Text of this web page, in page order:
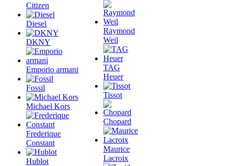
Citizen
Diesel
DKNY
Emporio armani
Fossil
Michael Kors
Frederique
Constant
Hublot
Raymond
Weil
TAG
Heuer
Tissot
Chopard
Maurice
Lacroix